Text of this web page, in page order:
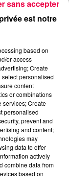
pour
en
Linvosges.
est notre
based on
or access
Create
personalised
content
or combinations
services; Create
personalised
prevent and
and content;
may
data to offer
actively
combine data from
based on
sans accepter